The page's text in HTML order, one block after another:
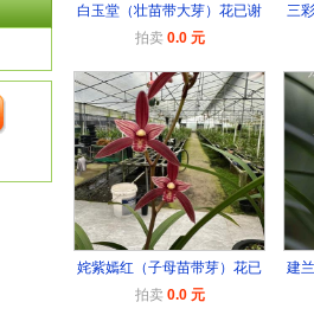
白玉堂（壮苗带大芽）花已谢
拍卖 0.0 元
三
姹紫嫣红（子母苗带芽）花已
拍卖 0.0 元
建